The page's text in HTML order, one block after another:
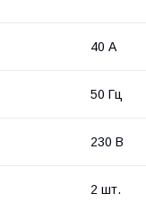
40 А
50 Гц
230 В
2 шт.